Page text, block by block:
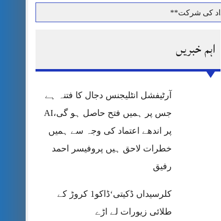
کی شرکت**
پر قربان
پریس کانفرنس
اہم خبریں
آرٹیفشل انٹلیجنس دجال کا فتنہ ہے
جس پر ہمیں فتح حاصل ہو گی،AI
پر اندھے اعتماد کی وجہ سے ہمیں
خطرات لاحق ہیں پروفیسر احمد
رفیق
کلرسیداں ڈکیتی‘ڈاکو1 کروڑ کے
طلائی زیورات لے اڑے